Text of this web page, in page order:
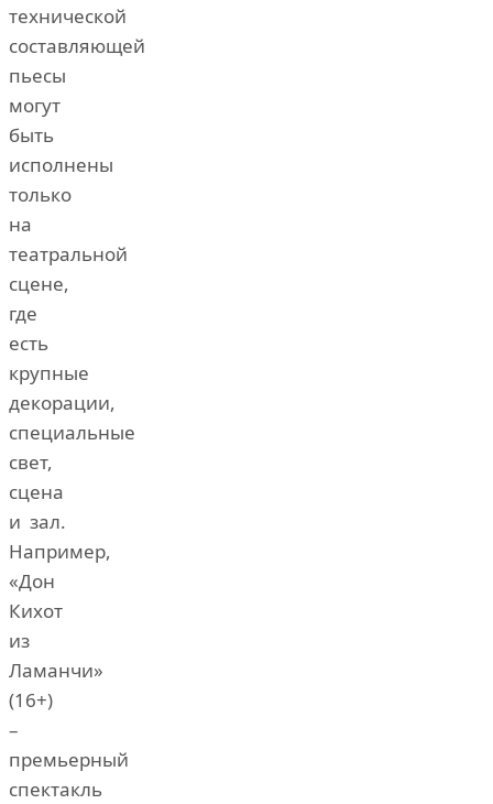
технической
составляющей
пьесы
могут
быть
исполнены
только
на
театральной
сцене,
где
есть
крупные
декорации,
специальные
свет,
сцена
и зал.
Например,
«Дон
Кихот
из
Ламанчи»
(16+)
–
премьерный
спектакль